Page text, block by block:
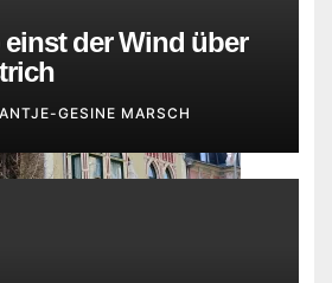
wurden am 21. März
der Wind über
ANTJE-GESINE MARSCH